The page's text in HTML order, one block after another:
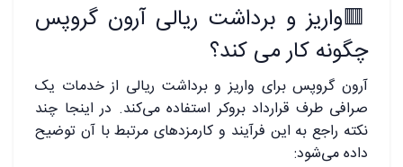
🟥واریز و برداشت ریالی آرون گروپس
چگونه کار می کند؟
آرون گروپس برای واریز و برداشت ریالی از خدمات یک
صرافی طرف قرارداد بروکر استفاده می‌کند. در اینجا چند
نکته راجع به این فرآیند و کارمزد‌های مرتبط با آن توضیح
داده می‌شود: